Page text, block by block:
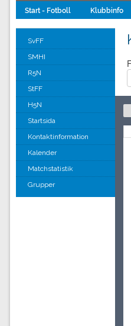
Start - Fotboll Klubbinfo
SvFF
SMHI
R5N
StFF
H5N
Startsida
Kontaktinformation
Kalender
Matchstatistik
Grupper